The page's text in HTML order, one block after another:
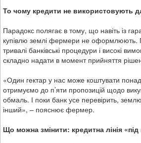
То чому кредити не використовують
Парадокс полягає в тому, що навіть із
купівлю землі фермери не оформлюють.
тривалі банківські процедури і високі
складно надати в момент прийняття
«Один гектар у нас може коштувати
отримуємо до п’яти пропозицій щодо
обмаль. І поки банк усе перевірить,
інший», – пояснює фермер.
Що можна змінити: кредитна лінія «під